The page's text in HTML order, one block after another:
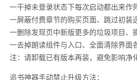
一干掉未登录状态下每次启动都出来作
一屏蔽付费章节的购买页面、跳过初装
一删除发现页中新版更多的垃圾项目、
一去掉朗读组件与入口、全面清除界面
注：请卸载已有版本再装，避免影响净
追书神器手动禁止升级方法：